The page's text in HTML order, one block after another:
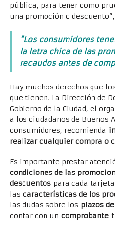
pública, para tener como
una promoción o
“Los consumidores
la letra chica de las
recaudos antes de
Hay muchos derechos que
que tienen. La Dirección de
Gobierno de la Ciudad, el
a los ciudadanos de Buenos
consumidores, recomienda
realizar cualquier compra o
Es importante prestar
condiciones de las
descuentos para cada
las características de los
las dudas sobre los plazos
contar con un comprobante